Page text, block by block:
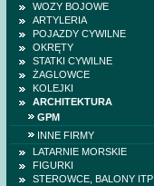
WOZY BOJOWE
ARTYLERIA
POJAZDY CYWILNE
OKRĘTY
STATKI CYWILNE
ŻAGLOWCE
KOLEJKI
ARCHITEKTURA
GPM
INNE FIRMY
LATARNIE MORSKIE
FIGURKI
STEROWCE, BALONY ITP